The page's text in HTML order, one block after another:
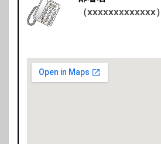
（xxxxxxxxxxxxx）